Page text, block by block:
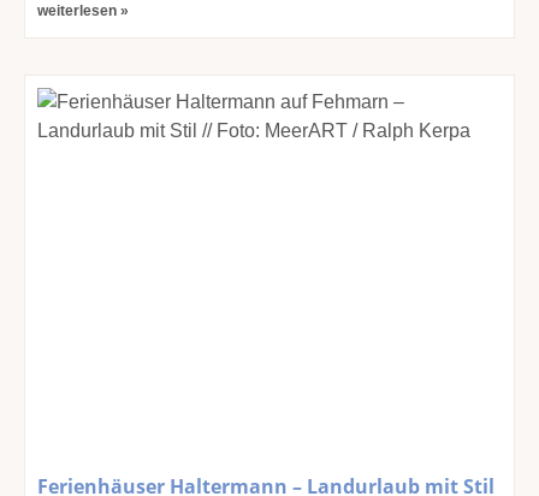
weiterlesen »
Ferienhäuser Haltermann – Landurlaub mit Stil